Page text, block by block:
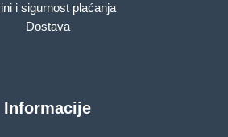
i sigurnost plaćanja
Dostava
Informacije